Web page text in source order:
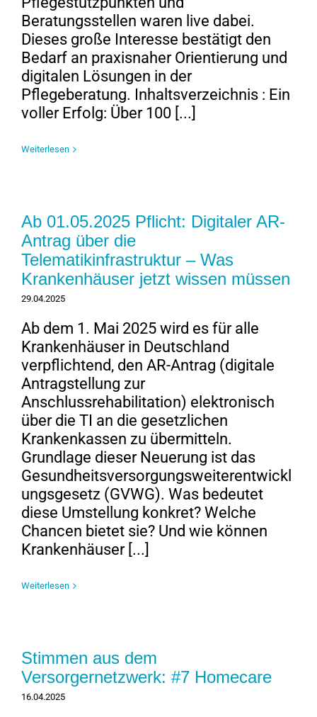
Beratungsstellen waren live dabei.
Dieses große Interesse bestätigt den
Bedarf an praxisnaher Orientierung und
digitalen Lösungen in der
Pflegeberatung. Inhaltsverzeichnis : Ein
voller Erfolg: Über 100 [...]
Weiterlesen
Ab 01.05.2025 Pflicht: Digitaler AR-
Antrag über die
Telematikinfrastruktur – Was
Krankenhäuser jetzt wissen müssen
29.04.2025
Ab dem 1. Mai 2025 wird es für alle
Krankenhäuser in Deutschland
verpflichtend, den AR-Antrag (digitale
Antragstellung zur
Anschlussrehabilitation) elektronisch
über die TI an die gesetzlichen
Krankenkassen zu übermitteln.
Grundlage dieser Neuerung ist das
Gesundheitsversorgungsweiterentwickl
ungsgesetz (GVWG). Was bedeutet
diese Umstellung konkret? Welche
Chancen bietet sie? Und wie können
Krankenhäuser [...]
Weiterlesen
Stimmen aus dem
Versorgernetzwerk: #7 Homecare
16.04.2025